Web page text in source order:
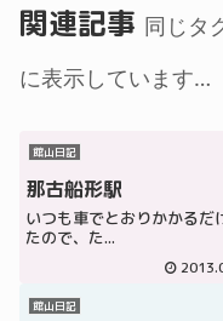
関連記事 同じタ
に表示しています…
館山日記
那古船形駅
いつも車でとおりかかるだ
たので、た...
館山日記